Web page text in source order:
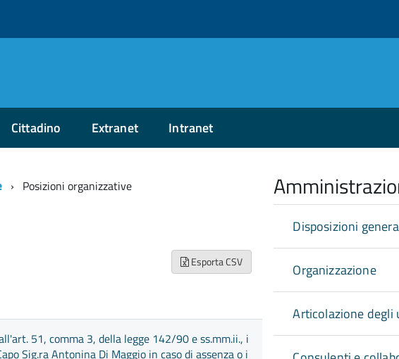
Cittadino Extranet Intranet
Posizioni organizzative
Esporta CSV
51, comma 3, della legge 142/90 e ss.mm.ii., i
Sig.ra Antonina Di Maggio in caso di assenza o i
Disposizioni
Organizzazione
Articolazione degli